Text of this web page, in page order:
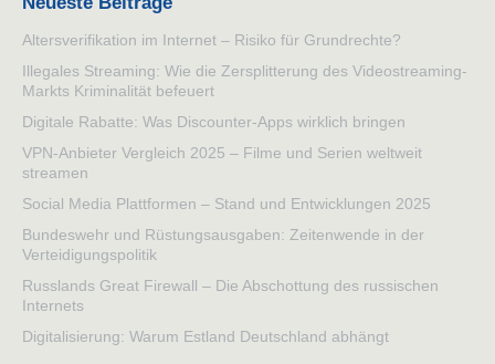
Altersverifikation im Internet – Risiko für Grundrechte?
Illegales Streaming: Wie die Zersplitterung des Videostreaming-
Markts Kriminalität befeuert
Digitale Rabatte: Was Discounter-Apps wirklich bringen
VPN-Anbieter Vergleich 2025 – Filme und Serien weltweit
streamen
Social Media Plattformen – Stand und Entwicklungen 2025
Bundeswehr und Rüstungsausgaben: Zeitenwende in der
Verteidigungspolitik
Russlands Great Firewall – Die Abschottung des russischen
Internets
Digitalisierung: Warum Estland Deutschland abhängt